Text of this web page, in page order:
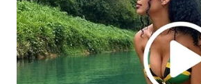
WN
DANAU
TOBA